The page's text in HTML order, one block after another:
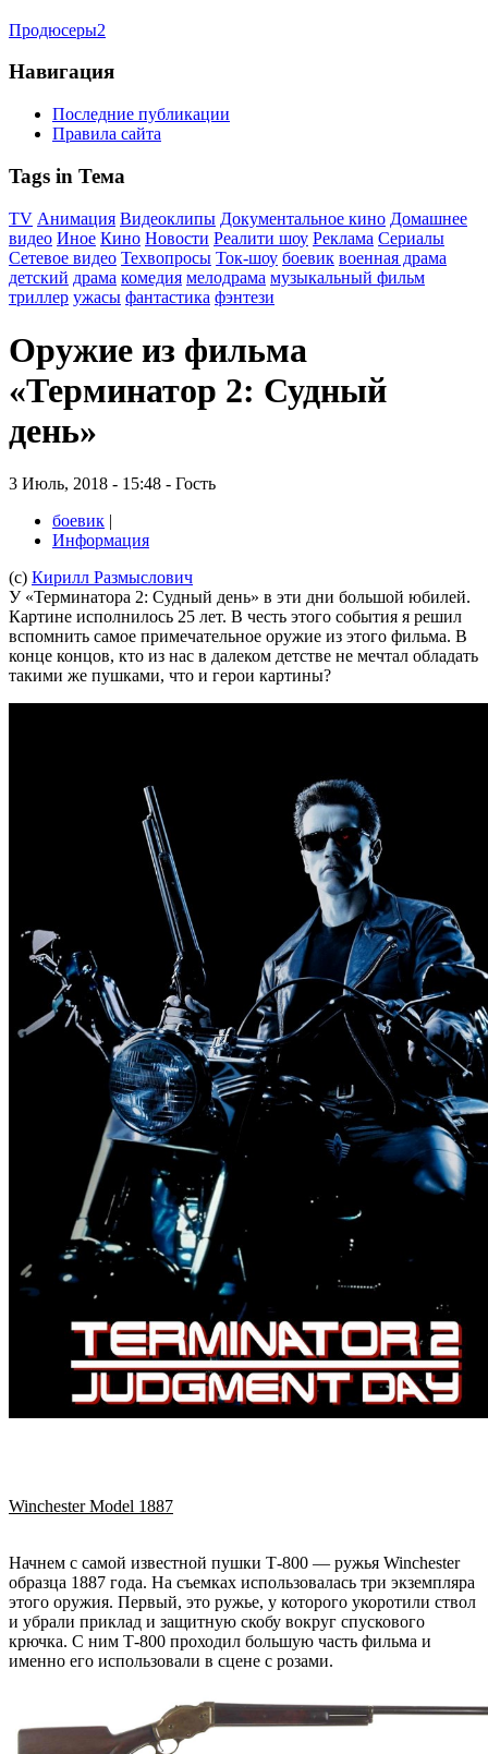
Продюсеры2
Навигация
Последние публикации
Правила сайта
Tags in Тема
TV Анимация Видеоклипы Документальное кино Домашнее
видео Иное Кино Новости Реалити шоу Реклама Сериалы
Сетевое видео Техвопросы Ток-шоу боевик военная драма
детский драма комедия мелодрама музыкальный фильм
триллер ужасы фантастика фэнтези
Оружие из фильма
«Терминатор 2: Судный
день»
3 Июль, 2018 - 15:48 - Гость
боевик |
Информация
(c) Кирилл Размыслович
У «Терминатора 2: Судный день» в эти дни большой юбилей.
Картине исполнилось 25 лет. В честь этого события я решил
вспомнить самое примечательное оружие из этого фильма. В
конце концов, кто из нас в далеком детстве не мечтал обладать
такими же пушками, что и герои картины?
WinchesterModel 1887
Начнем с самой известной пушки Т-800 — ружья Winchester
образца 1887 года. На съемках использовалась три экземпляра
этого оружия. Первый, это ружье, у которого укоротили ствол
и убрали приклад и защитную скобу вокруг спускового
крючка. С ним Т-800 проходил большую часть фильма и
именно его использовали в сцене с розами.